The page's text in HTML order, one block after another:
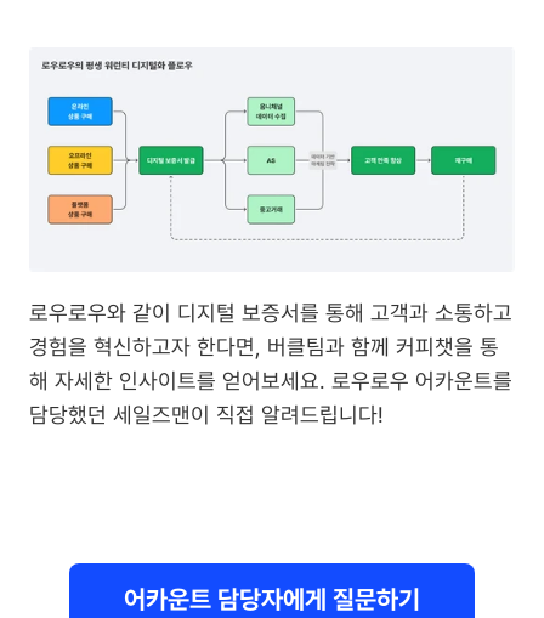
로우로우와 같이 디지털 보증서를 통해 고객과 소통하고
경험을 혁신하고자 한다면, 버클팀과 함께 커피챗을 통
해 자세한 인사이트를 얻어보세요. 로우로우 어카운트를
담당했던 세일즈맨이 직접 알려드립니다!
어카운트 담당자에게 질문하기